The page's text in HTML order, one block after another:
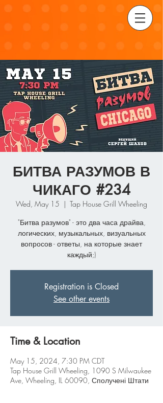
БИТВА РАЗУМОВ В
ЧИКАГО #234
Wed, May 15
  |
Tap House Grill Wheeling
"Битва разумов" - это два часа драйва,
логических, музыкальных, визуальных
вопросов - ответы, на которые знает
каждый;)
Registration is Closed
See other events
Time & Location
May 15, 2024, 7:30 PM CDT
Tap House Grill Wheeling, 1090 S Milwaukee
Ave, Wheeling, IL 60090, Сполучені Штати